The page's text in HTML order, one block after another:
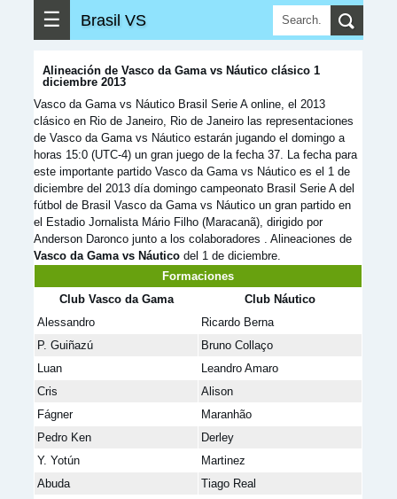
☰ Brasil VS
Alineación de Vasco da Gama vs Náutico clásico 1
diciembre 2013
Vasco da Gama vs Náutico Brasil Serie A online, el 2013
clásico en Rio de Janeiro, Rio de Janeiro las representaciones
de Vasco da Gama vs Náutico estarán jugando el domingo a
horas 15:0 (UTC-4) un gran juego de la fecha 37. La fecha para
este importante partido Vasco da Gama vs Náutico es el 1 de
diciembre del 2013 día domingo campeonato Brasil Serie A del
fútbol de Brasil Vasco da Gama vs Náutico un gran partido en
el Estadio Jornalista Mário Filho (Maracanã), dirigido por
Anderson Daronco junto a los colaboradores . Alineaciones de
Vasco da Gama vs Náutico del 1 de diciembre.
Formaciones
Club Vasco da Gama
Club Náutico
Alessandro
Ricardo Berna
P. Guiñazú
Bruno Collaço
Luan
Leandro Amaro
Cris
Alison
Fágner
Maranhão
Pedro Ken
Derley
Y. Yotún
Martinez
Abuda
Tiago Real